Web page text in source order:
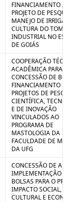
FINANCIAMENTO
PROJETO DE
MANEJO DE
CULTURA DO
INDUSTRIAL NO
DE GOIÁS
COOPERAÇÃO
ACADÊMICA PARA
CONCESSÃO DE
FINANCIAMENTO
PROJETOS DE
CIENTÍFICA,
E DE INOVAÇÃO
VINCULADOS AO
PROGRAMA DE
MASTOLOGIA DA
FACULDADE DE
DA UFG
CONCESSÃO DE
IMPLEMENTAÇÃO
BOLSAS PARA O
IMPACTO SOCIAL,
CULTURAL E